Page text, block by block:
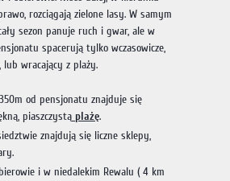
rozciągają zielone lasy. W samym
sezon panuje ruch i gwar, ale w
spacerują tylko wczasowicze,
lub wracający z plaży.
od pensjonatu znajduje się
piaszczystą plażę.
znajdują się liczne sklepy,
i w niedalekim Rewalu ( 4 km